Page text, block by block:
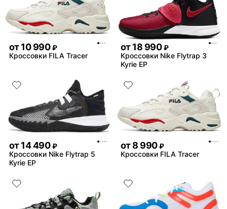
от10 990 ₽
Кроссовки FILA Tracer
от18 990 ₽
Кроссовки Nike Flytrap 3
Kyrie EP
от14 490 ₽
Кроссовки Nike Flytrap 5
Kyrie EP
от8 990 ₽
Кроссовки FILA Tracer